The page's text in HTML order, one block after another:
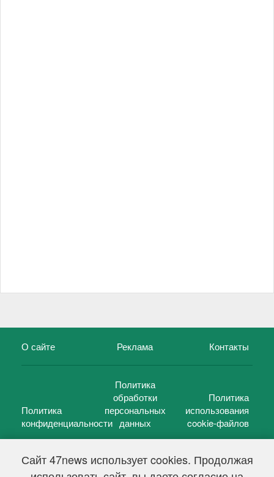
Сайт 47news использует cookies. Продолжая
О сайте Реклама Контакты
Политика
конфиденциальности
Политика
обработки
персональных
данных
Политика
использования
cookie-файлов